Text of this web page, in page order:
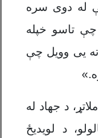
له دوی سره
تاسو خپله
یی وویل چې
د جهاد له
د لویدیځ